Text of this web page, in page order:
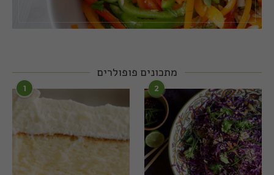
מתכונים פופולרים
1 2